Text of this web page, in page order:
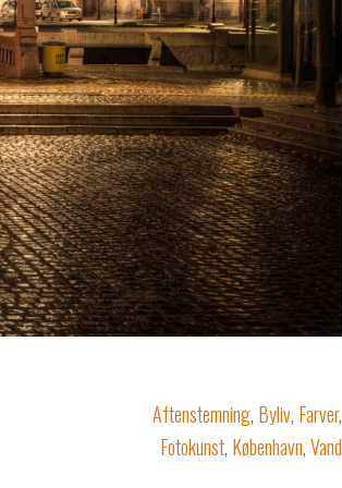
Aftenstemning, Byliv, Farver,
Fotokunst, København,Vand